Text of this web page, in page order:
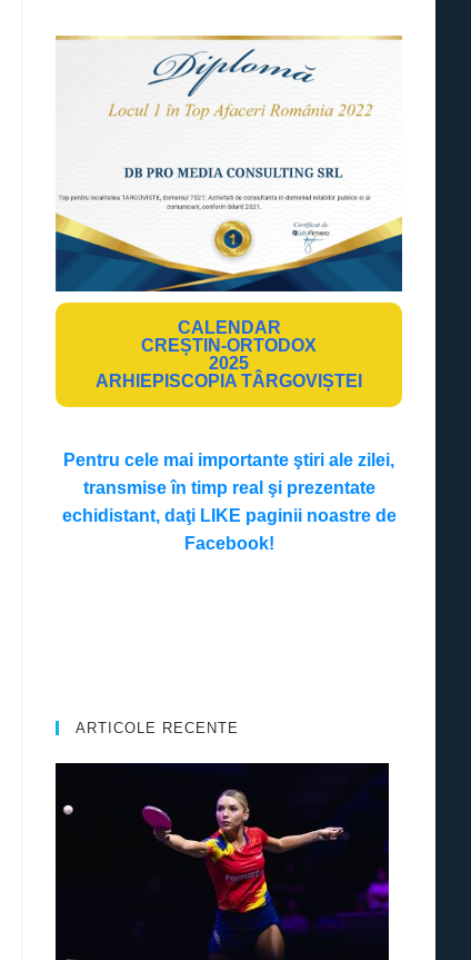
CALENDAR
CREȘTIN-ORTODOX
2025
ARHIEPISCOPIA TÂRGOVIȘTEI
Pentru cele mai importante ştiri ale zilei,
transmise în timp real şi prezentate
echidistant, daţi LIKE paginii noastre de
Facebook!
ARTICOLE RECENTE